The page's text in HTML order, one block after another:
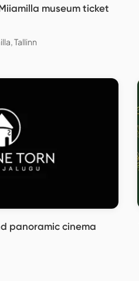
museum ticket
Tallinn
panoramic cinema